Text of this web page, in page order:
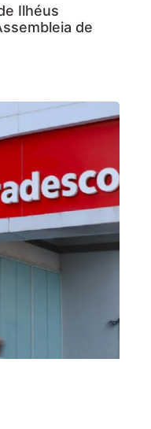
Ilhéus
de